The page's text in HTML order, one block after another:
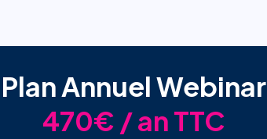
Plan Annuel Webinar
470€ / an TTC